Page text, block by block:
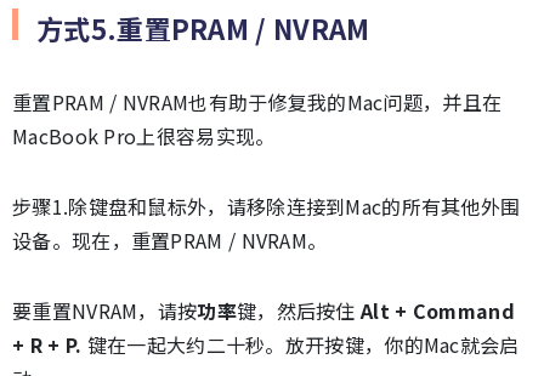
方式5.重置PRAM / NVRAM
重置PRAM / NVRAM也有助于修复我的Mac问题，并且在
MacBook Pro上很容易实现。
步骤1.除键盘和鼠标外，请移除连接到Mac的所有其他外围
设备。现在，重置PRAM / NVRAM。
要重置NVRAM，请按功率键，然后按住Alt + Command
+ R + P. 键在一起大约二十秒。放开按键，你的Mac就会启